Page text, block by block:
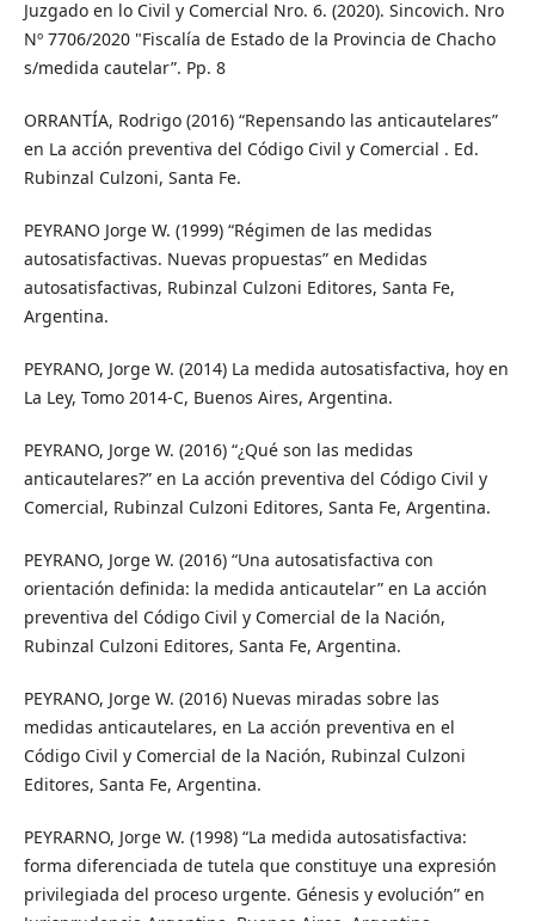
Juzgado en lo Civil y Comercial Nro. 6. (2020). Sincovich. Nro
Nº 7706/2020 "Fiscalía de Estado de la Provincia de Chacho
s/medida cautelar”. Pp. 8
ORRANTÍA, Rodrigo (2016) “Repensando las anticautelares”
en La acción preventiva del Código Civil y Comercial . Ed.
Rubinzal Culzoni, Santa Fe.
PEYRANO Jorge W. (1999) “Régimen de las medidas
autosatisfactivas. Nuevas propuestas” en Medidas
autosatisfactivas, Rubinzal Culzoni Editores, Santa Fe,
Argentina.
PEYRANO, Jorge W. (2014) La medida autosatisfactiva, hoy en
La Ley, Tomo 2014-C, Buenos Aires, Argentina.
PEYRANO, Jorge W. (2016) “¿Qué son las medidas
anticautelares?” en La acción preventiva del Código Civil y
Comercial, Rubinzal Culzoni Editores, Santa Fe, Argentina.
PEYRANO, Jorge W. (2016) “Una autosatisfactiva con
orientación definida: la medida anticautelar” en La acción
preventiva del Código Civil y Comercial de la Nación,
Rubinzal Culzoni Editores, Santa Fe, Argentina.
PEYRANO, Jorge W. (2016) Nuevas miradas sobre las
medidas anticautelares, en La acción preventiva en el
Código Civil y Comercial de la Nación, Rubinzal Culzoni
Editores, Santa Fe, Argentina.
PEYRARNO, Jorge W. (1998) “La medida autosatisfactiva:
forma diferenciada de tutela que constituye una expresión
privilegiada del proceso urgente. Génesis y evolución” en